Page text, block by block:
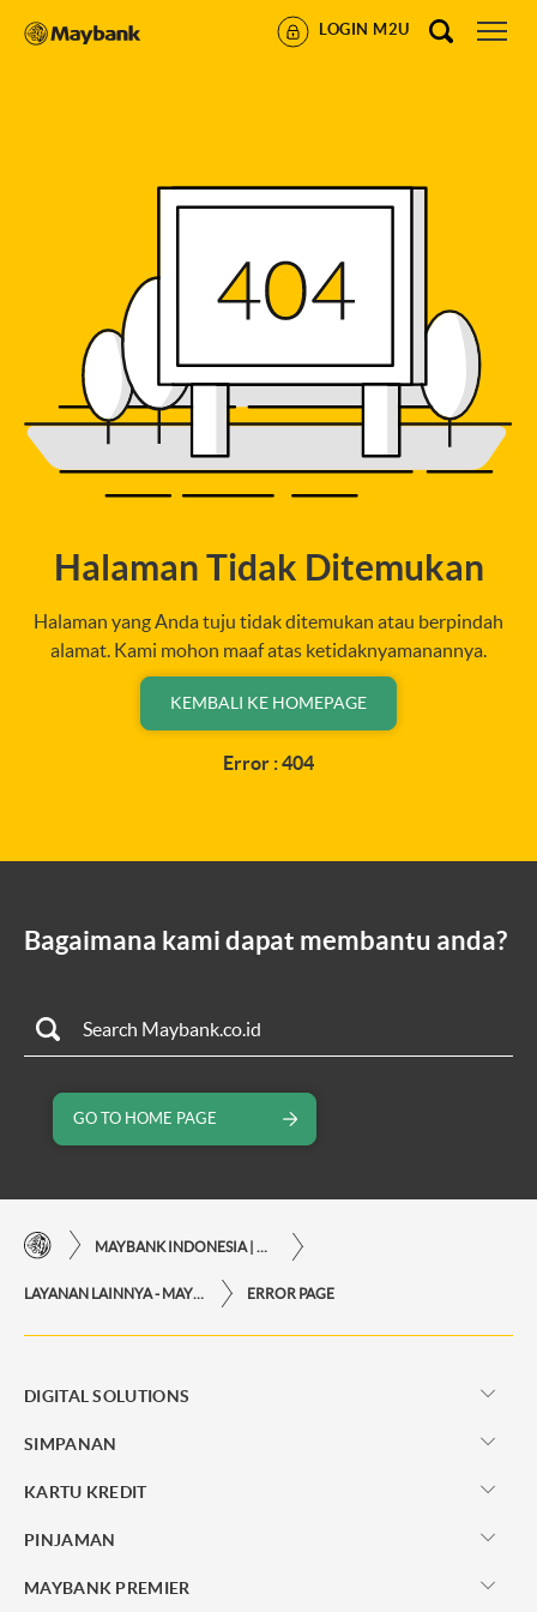
LOGIN M2U
Halaman Tidak Ditemukan
Halaman yang Anda tuju tidak ditemukan atau berpindah
alamat. Kami mohon maaf atas ketidaknyamanannya.
KEMBALI KE HOMEPAGE
Error : 404
Bagaimana kami dapat membantu anda?
GO TO HOME PAGE
ERROR PAGE
DIGITAL SOLUTIONS
SIMPANAN
KARTU KREDIT
PINJAMAN
MAYBANK PREMIER